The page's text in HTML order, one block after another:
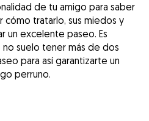
de tu amigo para saber
cómo tratarlo, sus miedos y
un excelente paseo. Es
suelo tener más de dos
para así garantizarte un
perruno.